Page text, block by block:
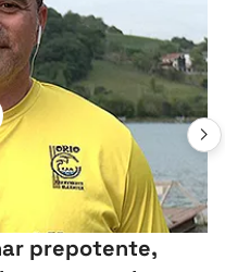
prepotente,